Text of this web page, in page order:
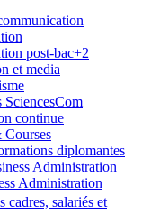
post-bac+2
et media
SciencesCom
continue
diplomantes
Administration
Administration
cadres, salariés et